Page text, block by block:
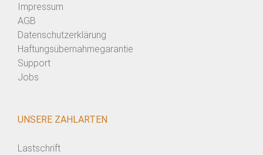
Impressum
AGB
Datenschutzerklärung
Haftungsübernahmegarantie
Support
Jobs
UNSERE ZAHLARTEN
Lastschrift